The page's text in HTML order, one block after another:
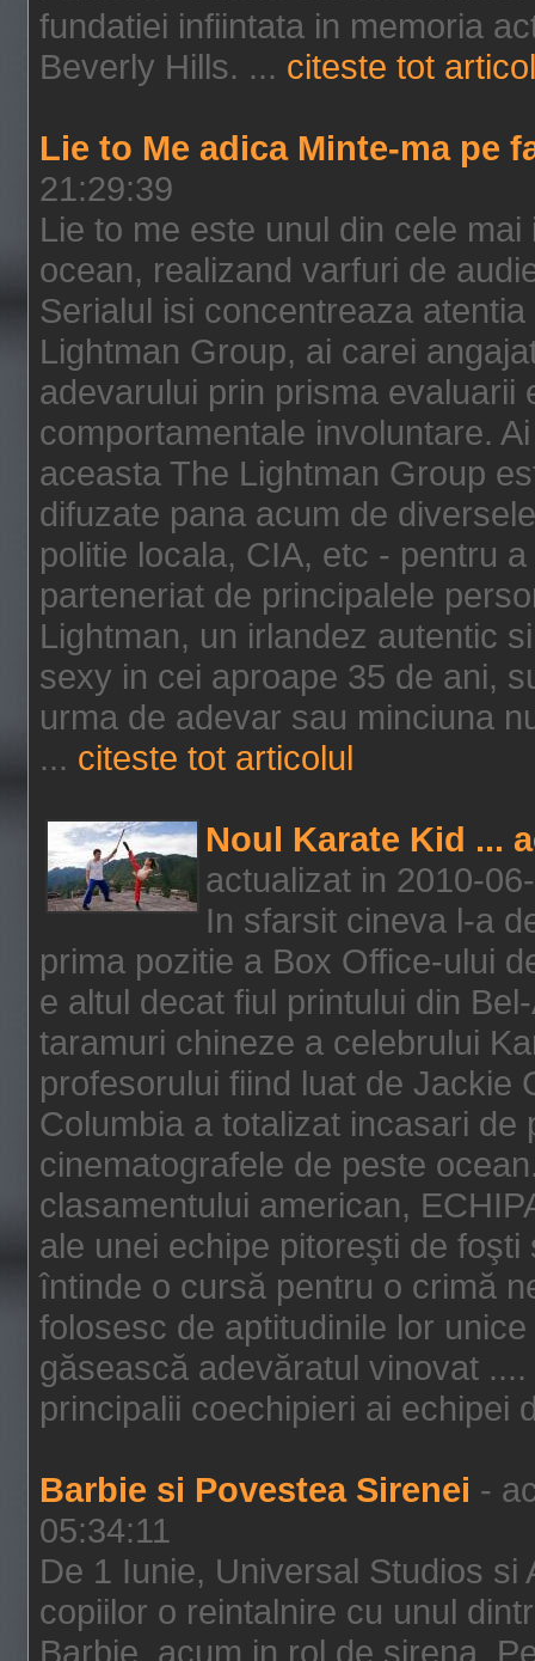
fundatiei infiintata in memoria
Beverly Hills. ... citeste tot
Lie to Me adica Minte-ma pe
21:29:39
Lie to me este unul din cele
ocean, realizand varfuri de
Serialul isi concentreaza
Lightman Group, ai carei
adevarului prin prisma evaluarii
comportamentale involuntare.
aceasta The Lightman Group
difuzate pana acum de
politie locala, CIA, etc - pentru
parteneriat de principalele
Lightman, un irlandez autentic
sexy in cei aproape 35 de ani,
urma de adevar sau minciuna
... citeste tot articolul
Noul Karate Kid ...
actualizat in 2010-
In sfarsit cineva l-a
prima pozitie a Box Office-ului
e altul decat fiul printului din
taramuri chineze a celebrului
profesorului fiind luat de Jackie
Columbia a totalizat incasari
cinematografele de peste
clasamentului american,
ale unei echipe pitoreşti de
întinde o cursă pentru o crimă
folosesc de aptitudinile lor
găsească adevăratul vinovat
principalii coechipieri ai echipei
Barbie si Povestea Sirenei -
05:34:11
De 1 Iunie, Universal Studios si
copiilor o reintalnire cu unul
Barbie, acum in rol de sirena.